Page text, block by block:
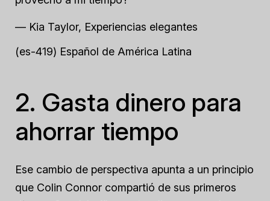
— Kia Taylor, Experiencias elegantes
(es-419) Español de América Latina
2. Gasta dinero para
ahorrar tiempo
Ese cambio de perspectiva apunta a un principio
que Colin Connor compartió de sus primeros